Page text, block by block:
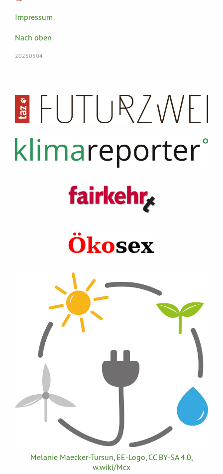
Impressum
Nach oben
20250504
Melanie Maecker-Tursun, EE-Logo, CC BY-SA 4.0,
w.wiki/Mcx